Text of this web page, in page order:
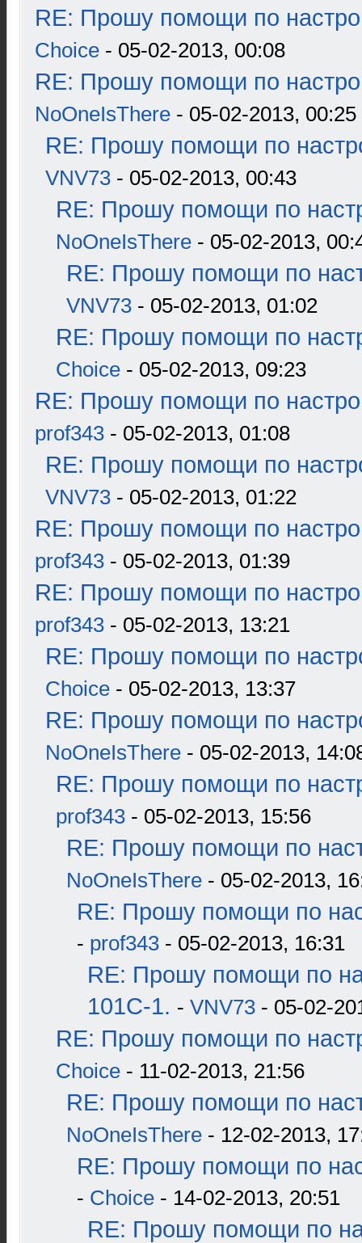
RE: Прошу помощи по
Choice - 05-02-2013, 00:08
RE: Прошу помощи по
NoOneIsThere - 05-02-2013, 00:25
RE: Прошу помощи по
VNV73 - 05-02-2013, 00:43
RE: Прошу помощи по
NoOneIsThere - 05-02-2013,
RE: Прошу помощи по
VNV73 - 05-02-2013, 01:02
RE: Прошу помощи по
Choice - 05-02-2013, 09:23
RE: Прошу помощи по
prof343 - 05-02-2013, 01:08
RE: Прошу помощи по
VNV73 - 05-02-2013, 01:22
RE: Прошу помощи по
prof343 - 05-02-2013, 01:39
RE: Прошу помощи по
prof343 - 05-02-2013, 13:21
RE: Прошу помощи по
Choice - 05-02-2013, 13:37
RE: Прошу помощи по
NoOneIsThere - 05-02-2013,
RE: Прошу помощи по
prof343 - 05-02-2013, 15:56
RE: Прошу помощи по
NoOneIsThere - 05-02-2013,
RE: Прошу помощи по
- prof343 - 05-02-2013, 16:31
RE: Прошу помощи по
101С-1. - VNV73 - 05-02-
RE: Прошу помощи по
Choice - 11-02-2013, 21:56
RE: Прошу помощи по
NoOneIsThere - 12-02-2013,
RE: Прошу помощи по
- Choice - 14-02-2013, 20:51
RE: Прошу помощи по